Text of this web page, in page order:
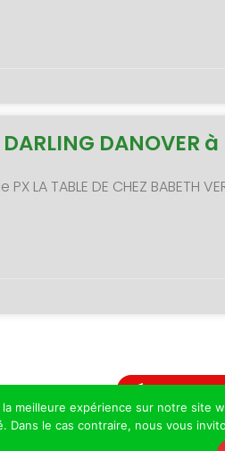
DANOVER à
LA TABLE DE CHEZ BABETH
Revenir aux
meilleure expérience sur notre
Dans le cas contraire, nous vous